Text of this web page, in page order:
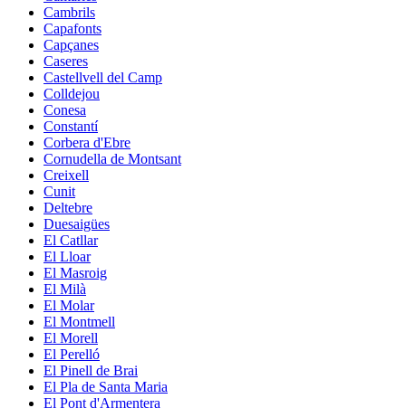
Cambrils
Capafonts
Capçanes
Caseres
Castellvell del Camp
Colldejou
Conesa
Constantí
Corbera d'Ebre
Cornudella de Montsant
Creixell
Cunit
Deltebre
Duesaigües
El Catllar
El Lloar
El Masroig
El Milà
El Molar
El Montmell
El Morell
El Perelló
El Pinell de Brai
El Pla de Santa Maria
El Pont d'Armentera